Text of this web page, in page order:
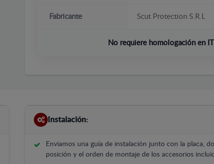
Fabricante Scut Protection S.R.L
No requiere homologación en
Instalación:
Enviamos una guía de instalación junto con la placa,
posición y el orden de montaje de los accesorios